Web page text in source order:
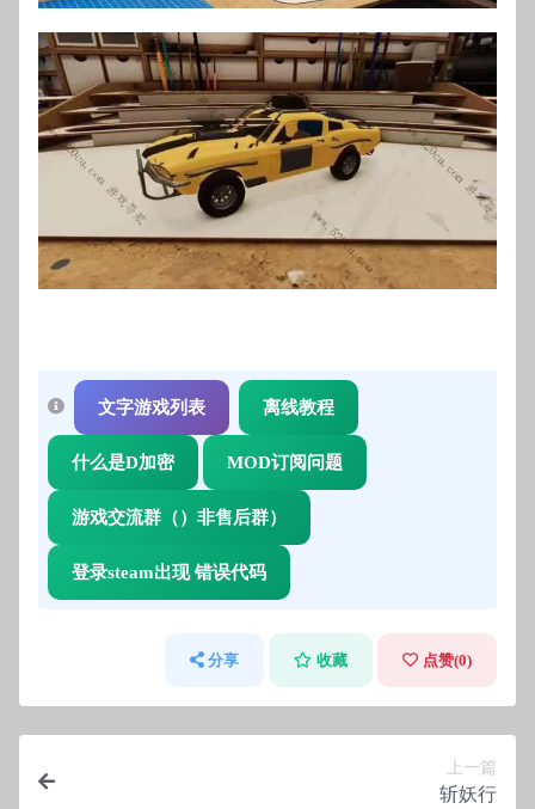
文字游戏列表 离线教程
什么是D加密 MOD订阅问题
游戏交流群（）非售后群）
登录steam出现 错误代码
分享 收藏 点赞(0)
上一篇
斩妖行